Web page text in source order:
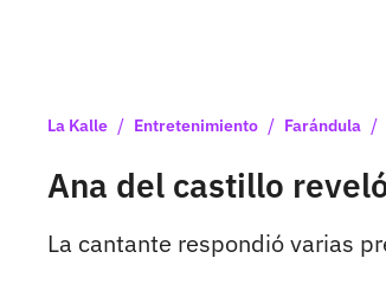
La Kalle / Entretenimiento / Farándula /
Ana del castillo
La cantante respondió varias